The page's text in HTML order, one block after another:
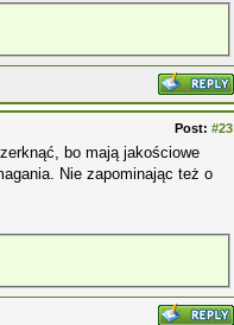
Post: #23
bo mają jakościowe
Nie zapominając też o